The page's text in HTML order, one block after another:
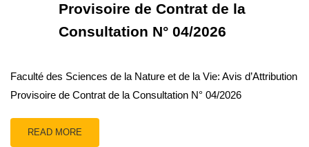
Provisoire de Contrat de la
Consultation N° 04/2026
Faculté des Sciences de la Nature et de la Vie: Avis d’Attribution
Provisoire de Contrat de la Consultation N° 04/2026
READ MORE